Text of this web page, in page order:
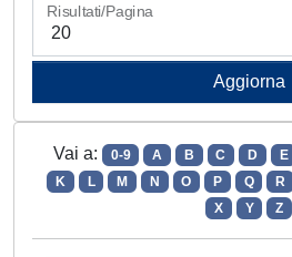
Risultati/Pagina
Vai a: 0-9 A B C D E
K
L M N O P Q R
X
Y Z